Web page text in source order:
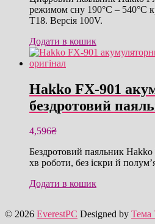
режимом сну 190°C – 540°C
T18. Версія 100V.
Додати в кошик
Hakko FX-901
бездротовий
4,596₴
Бездротовий паяльник
хв роботи, без іскри й
Додати в кошик
© 2026 EverestPC Designed by Тема